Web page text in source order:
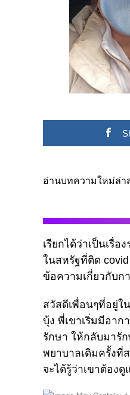
อ่านบทความใหม่ล่า
เรียกได้ว่าเป็นเรื่
ในสหรัฐที่ติด
ข้อความเกี่ยวกับก
สวัสดีเพื่อนๆที่อยู่ใ
บุ้ง พี่เขาเริ่มมีอาก
รักษา ให้กลับมารั
พยาบาลเดิมครั้งที่
จะได้รู้ว่าเขาต้อง